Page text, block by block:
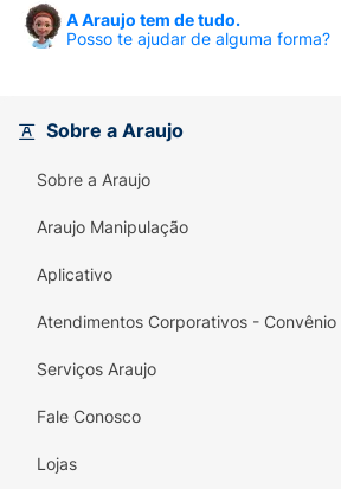
A Araujo tem de tudo.
Posso te ajudar de alguma forma?
Sobre a Araujo
Sobre a Araujo
Araujo Manipulação
Aplicativo
Atendimentos Corporativos - Convênio
Serviços Araujo
Fale Conosco
Lojas